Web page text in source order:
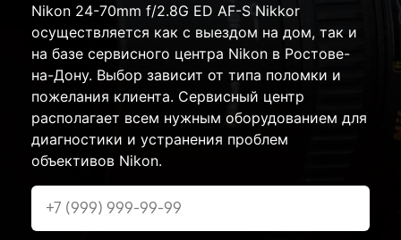
Nikon 24-70mm f/2.8G ED AF-S Nikkor
осуществляется как с выездом на дом, так и
на базе сервисного центра Nikon в Ростове-
на-Дону. Выбор зависит от типа поломки и
пожелания клиента. Сервисный центр
располагает всем нужным оборудованием для
диагностики и устранения проблем
объективов Nikon.